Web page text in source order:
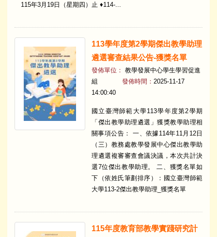
115年3月19日（星期四）止 ♦114-...
113學年度第2學期傑出教學助理
遴選審查結果公告-獲獎名單
發佈單位： 教學發展中心學生學習促進
組
發佈時間： 2025-11-17
14:00:40
國立臺灣師範大學113學年度第2學期
「傑出教學助理遴選」獲獎教學助理相
關事項公告： 一、依據114年11月12日
（三）教務處教學發展中心傑出教學助
理遴選複審審查會議決議，本次共計決
選7位傑出教學助理。 二、獲獎名單如
下（依姓氏筆劃排序）：國立臺灣師範
大學113-2傑出教學助理_獲獎名單
115年度教育部教學實踐研究計